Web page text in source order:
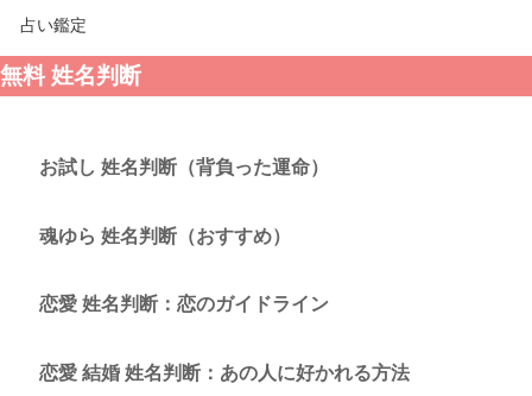
占い鑑定
無料 姓名判断
お試し 姓名判断（背負った運命）
魂ゆら 姓名判断（おすすめ）
恋愛 姓名判断：恋のガイドライン
恋愛 結婚 姓名判断：あの人に好かれる方法